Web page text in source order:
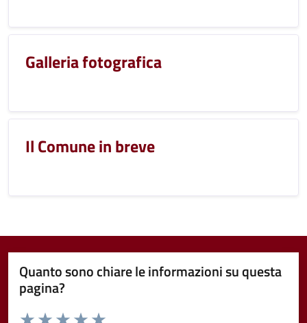
Galleria fotografica
Il Comune in breve
Quanto sono chiare le informazioni su questa
pagina?
Valuta da 1 a 5 stelle la pagina